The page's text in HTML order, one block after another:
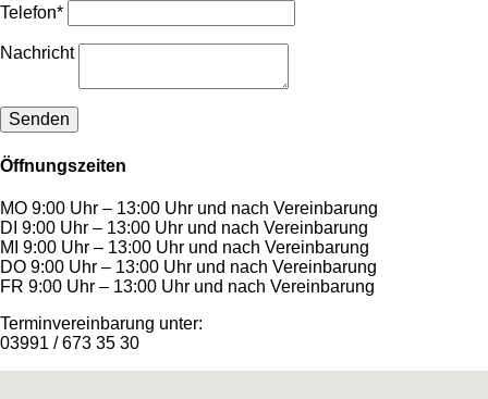
Telefon*
Nachricht
Öffnungszeiten
MO 9:00 Uhr – 13:00 Uhr und nach Vereinbarung
DI 9:00 Uhr – 13:00 Uhr und nach Vereinbarung
MI 9:00 Uhr – 13:00 Uhr und nach Vereinbarung
DO 9:00 Uhr – 13:00 Uhr und nach Vereinbarung
FR 9:00 Uhr – 13:00 Uhr und nach Vereinbarung
Terminvereinbarung unter:
03991 / 673 35 30